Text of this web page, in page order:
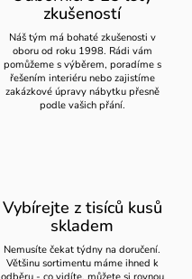
zkušeností
Náš tým má bohaté zkušenosti v
oboru od roku 1998. Rádi vám
pomůžeme s výběrem, poradíme s
řešením interiéru nebo zajistíme
zakázkové úpravy nábytku přesně
podle vašich přání.
Vybírejte z tisíců kusů
skladem
Nemusíte čekat týdny na doručení.
Většinu sortimentu máme ihned k